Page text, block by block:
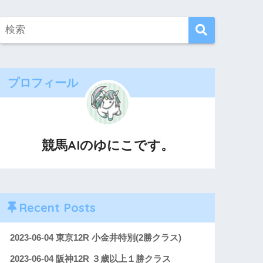
プロフィール
競馬AIのゆにこです。
Recent Posts
2023-06-04 東京12R 小金井特別(2勝クラス)
2023-06-04 阪神12R ３歳以上１勝クラス